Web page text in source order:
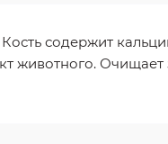
содержит
животного. Очищает